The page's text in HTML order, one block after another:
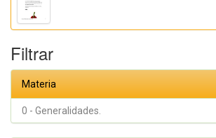
Filtrar
Materia
0 - Generalidades.